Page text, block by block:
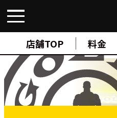
店舗TOP 料金
FIND A GYM 店舗検
ABOUT ゴールドジ
SUPPORTトレーニ
SCHOOLスクール